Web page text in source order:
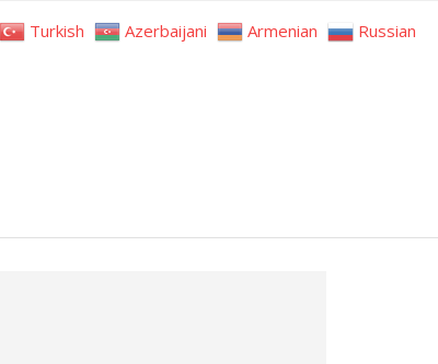
Turkish Azerbaijani Armenian Russian